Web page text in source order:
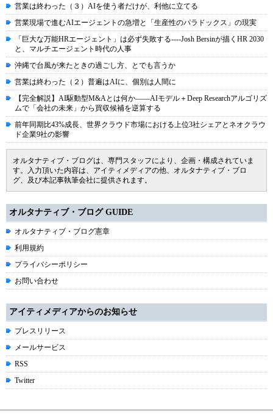
営業は終わった（３）AIを使う者だけが、利他に立てる
営業現場で進むAIエージェントの急増と「生産性のパラドックス」の現実
「巨大な万能HRエージェント」は必ず失敗する----Josh Bersinが描くHR 2030
と、マルチエージェント時代の人事
沖縄で台風が来たときの過ごし方、とでも言うか
営業は終わった（２）普遍はAIに、個別は人間に
【完全解説】AI駆動型M&Aとは何か――AIモデル＋Deep Researchアルゴリズ
ムで「会社の未来」から買収候補を逆算する
前年同期比43%成長、世界クラウド市場における上位3社シェアとネオクラウ
ド企業9社の影響
オルタナティブ・ブログは、専門スタッフにより、企画・構成されていま
す。入力頂いた内容は、アイティメディアの他、オルタナティブ・ブロ
グ、及び本記事執筆会社に提供されます。
オルタナティブ・ブログ GUIDE
オルタナティブ・ブログ憲章
利用規約
プライバシーポリシー
お問い合わせ
アイティメディアからのお知らせ
プレスリリース
メールサービス
RSS
Twitter